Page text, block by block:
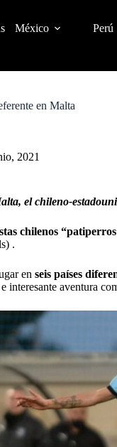
México Perú
en Malta
2021
el chileno-
chilenos
.
en seis países
interesante aventura